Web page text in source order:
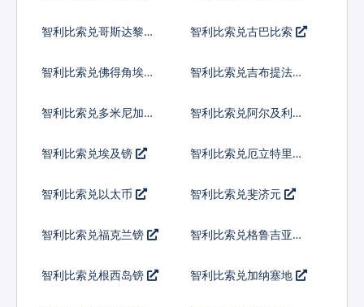
智利比索兑哥斯达黎加
智利比索兑古巴比索
智利比索兑佛得角埃斯
智利比索兑吉布提法郎
智利比索兑多米尼加比
智利比索兑阿尔及利亚
智利比索兑埃及镑
智利比索兑厄立特里亚
智利比索兑以太币 智利比索兑斐济元
智利比索兑福克兰镑
智利比索兑格鲁吉亚拉
智利比索兑根西岛镑 智利比索兑加纳塞地